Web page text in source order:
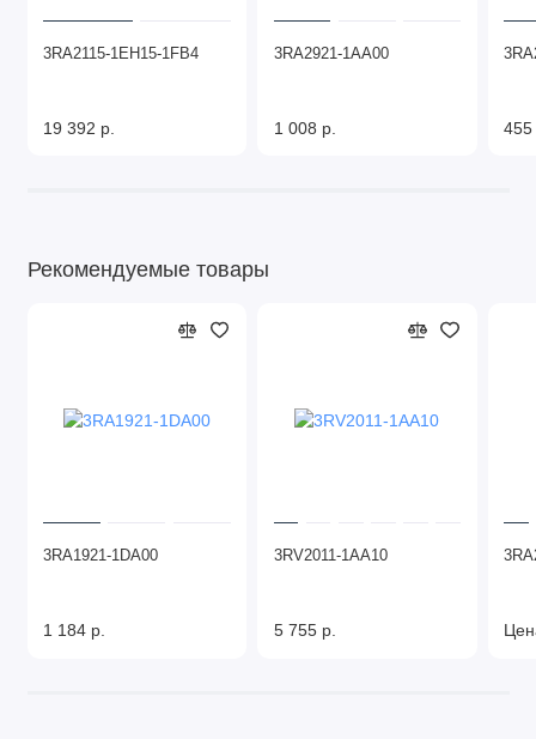
3RA2115-1EH15-1FB4
19 392 р.
3RA2921-1AA00
1 008 р. 455
Рекомендуемые товары
3RA1921-1DA00
1 184 р.
3RV2011-1AA10
5 755 р.